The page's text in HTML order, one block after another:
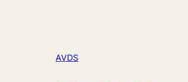
AVDS